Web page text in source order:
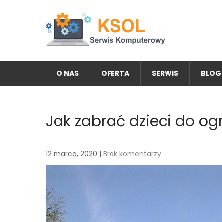
O NAS
OFERTA SERWIS BLOG
Jak zabrać dzieci do
12 marca, 2020 | Brak komentarzy